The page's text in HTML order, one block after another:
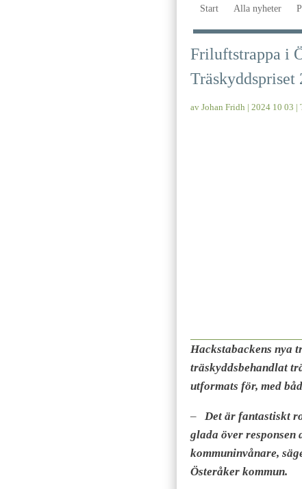
Start Alla nyheter
Friluftstrappa i
Träskyddspriset
av Johan Fridh | 2024 10 03 |
Hackstabackens nya
träskyddsbehandlat
utformats för, med
–
Det är fantastiskt
glada över
kommuninvånare,
Österåker kommun.